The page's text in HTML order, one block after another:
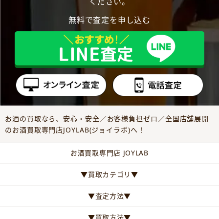
無料で査定を申し込む
お酒の買取なら、安心・安全／お客様負担ゼロ／全国店舗展開
のお酒買取専門店JOYLAB(ジョイラボ)へ！
お酒買取専門店 JOYLAB
▼買取カテゴリ▼
▼査定方法▼